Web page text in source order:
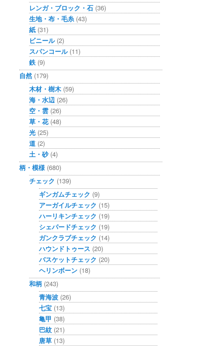
レンガ・ブロック・石 (36)
生地・布・毛糸(43)
紙 (31)
ビニール(2)
スパンコール(11)
鉄 (9)
自然 (179)
木材・樹木 (59)
海・水辺 (26)
空・雲 (26)
草・花(48)
光 (25)
道 (2)
土・砂(4)
柄・模様 (680)
チェック (139)
ギンガムチェック (9)
アーガイルチェック (15)
ハーリキンチェック (19)
シェパードチェック (19)
ガンクラブチェック (14)
ハウンドトゥース (20)
バスケットチェック (20)
ヘリンボーン (18)
和柄 (243)
青海波 (26)
七宝 (13)
亀甲 (38)
巴紋 (21)
唐草 (13)